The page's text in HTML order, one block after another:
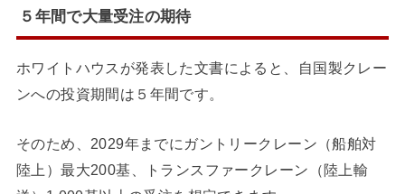
５年間で大量受注の期待
ホワイトハウスが発表した文書によると、自国製クレー
ンへの投資期間は５年間です。
そのため、2029年までにガントリークレーン（船舶対
陸上）最大200基、トランスファークレーン（陸上輸